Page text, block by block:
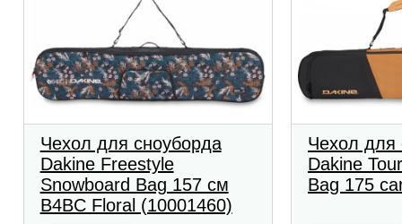
Чехол для сноуборда
Dakine Freestyle
Snowboard Bag 157 см
B4BC Floral (10001460)
Чехол для
Dakine
Bag 175